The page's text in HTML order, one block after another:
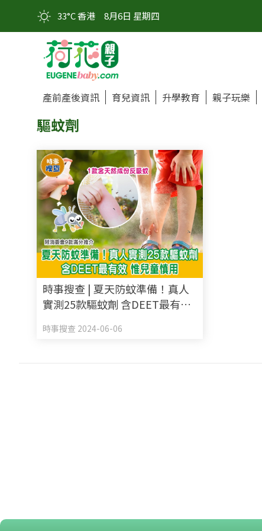
33°C 香港 8月6日 星期四
產前產後資訊 育兒資訊 升學教育 親子玩樂
驅蚊劑
時事搜查 | 夏天防蚊準備！真人
實測25款驅蚊劑 含DEET最有效
介
時事搜查 2024-06-06